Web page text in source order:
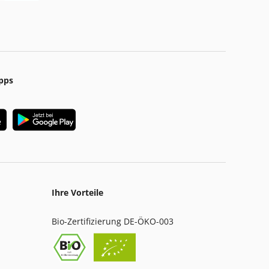
Ihre Vorteile
Bio-Zertifizierung DE-ÖKO-003